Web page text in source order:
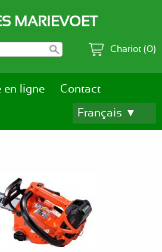
MARIEVOET
Chariot (0)
en ligne Contact
Français ▼